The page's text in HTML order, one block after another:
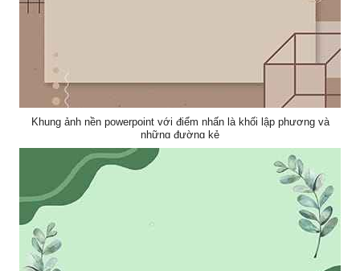
Khung ảnh nền powerpoint với điểm nhấn là khối lập phương và
những đường kẻ